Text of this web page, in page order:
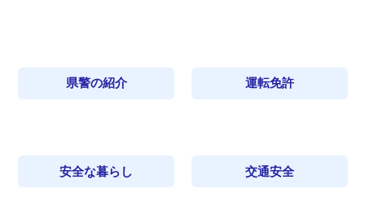
県警の紹介 運転免許
安全な暮らし 交通安全